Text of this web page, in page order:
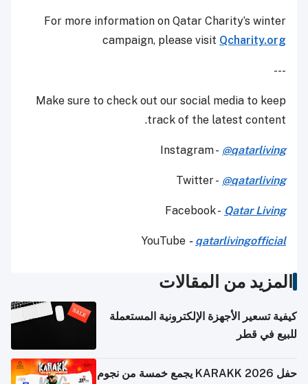
For more information on Qatar Charity’s winter
campaign, please visit Qcharity.org
---
Make sure to check out our social media to keep
track of the latest content.
Instagram - @qatarliving
Twitter - @qatarliving
Facebook - Qatar Living
YouTube - qatarlivingofficial
المزيد من المقالات
كيفية تسعير الأجهزة الإلكترونية المستعملة
للبيع في قطر
حفل KARAKK 2026 يجمع خمسة من نجوم